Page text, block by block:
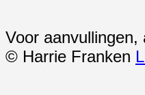
Voor
© Harrie Franken